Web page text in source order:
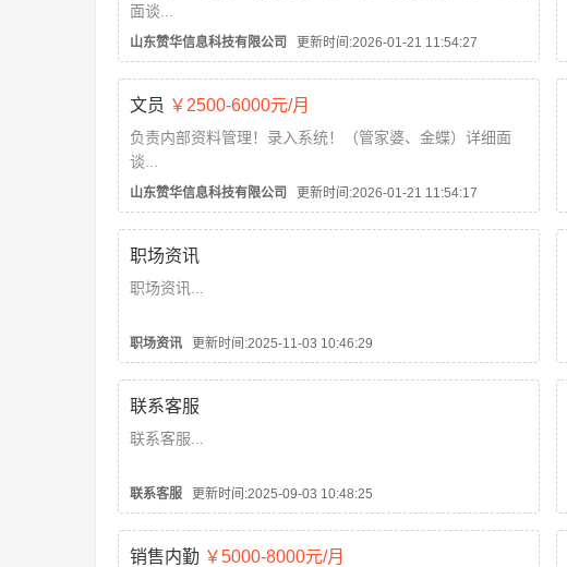
面谈...
山东赞华信息科技有限公司 更新时间:2026-01-21 11:54:27
文员 ￥2500-6000元/月
负责内部资料管理！录入系统！（管家婆、金蝶）详细面
谈...
山东赞华信息科技有限公司 更新时间:2026-01-21 11:54:17
职场资讯
职场资讯...
职场资讯 更新时间:2025-11-03 10:46:29
联系客服
联系客服...
联系客服 更新时间:2025-09-03 10:48:25
销售内勤 ￥5000-8000元/月